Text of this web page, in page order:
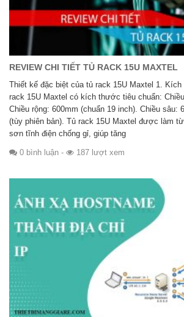
REVIEW CHI TIẾT TỦ RACK 15U MAXTEL
Thiết kế đặc biệt của tủ rack 15U Maxtel 1.
rack 15U Maxtel có kích thước tiêu chuẩn:
Chiều rộng: 600mm (chuẩn 19 inch). Chiều sâu:
(tùy phiên bản). Tủ rack 15U Maxtel được làm
sơn tĩnh điện chống gỉ, giúp tăng
0 bình luận - 187 lượt xem